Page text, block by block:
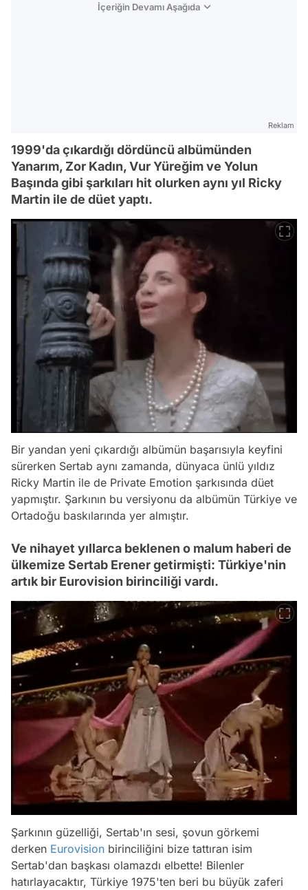
İçeriğin Devamı Aşağıda
Reklam
1999'da çıkardığı dördüncü albümünden
Yanarım, Zor Kadın, Vur Yüreğim ve Yolun
Başında gibi şarkıları hit olurken aynı yıl Ricky
Martin ile de düet yaptı.
Bir yandan yeni çıkardığı albümün başarısıyla keyfini
sürerken Sertab aynı zamanda, dünyaca ünlü yıldız
Ricky Martin ile de Private Emotion şarkısında düet
yapmıştır. Şarkının bu versiyonu da albümün Türkiye ve
Ortadoğu baskılarında yer almıştır.
Ve nihayet yıllarca beklenen o malum haberi de
ülkemize Sertab Erener getirmişti: Türkiye'nin
artık bir Eurovision birinciliği vardı.
Şarkının güzelliği, Sertab'ın sesi, şovun görkemi
derken Eurovision birinciliğini bize tattıran isim
Sertab'dan başkası olamazdı elbette! Bilenler
hatırlayacaktır, Türkiye 1975'ten beri bu büyük zaferi